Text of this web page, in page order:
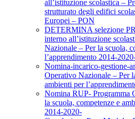
all’istituzione scolastica –
strutturato degli edifici
Europei – PON
DETERMINA selezione
interno all’istituzione
Nazionale – Per la scuola,
l’apprendimento 2014-
Nomina-incarico-gestione-
Operativo Nazionale – Per
ambienti per
Nomina RUP- Programma
la scuola, competenze e
2014-2020-